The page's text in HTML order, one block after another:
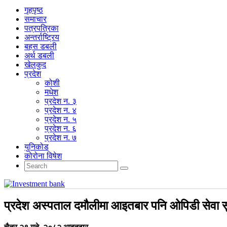
गृहपृष्‍ठ
समाचार
पत्रपत्रिका
अन्तर्राष्ट्रिय
बहस डबली
अर्थ डबली
खेलकुद
प्रदेश
कोशी
मधेश
प्रदेश न. ३
प्रदेश न. ४
प्रदेश न. ५
प्रदेश न. ६
प्रदेश न. ७
युनिकोड
कोरोना विषेश
प्रदेश अस्पताल दमौलीमा आइतबार पनि ओपिडी सेवा